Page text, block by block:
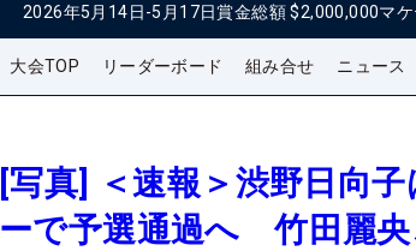
2026年5月14日-5月17日賞金総額 $2,000,000マケ
大会TOP リーダーボード 組み合せ ニュース
[写真] ＜速報＞渋野日向
ーで予選通過へ 竹田麗央